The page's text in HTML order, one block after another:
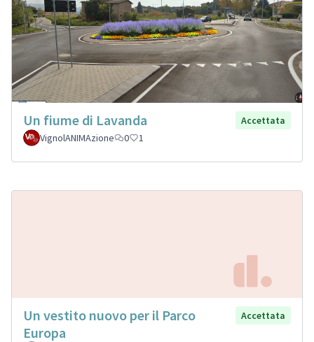
Un fiume di Lavanda
Accettata
VignolANIMAzione
0 1
Un vestito nuovo per il Parco
Europa
Accettata